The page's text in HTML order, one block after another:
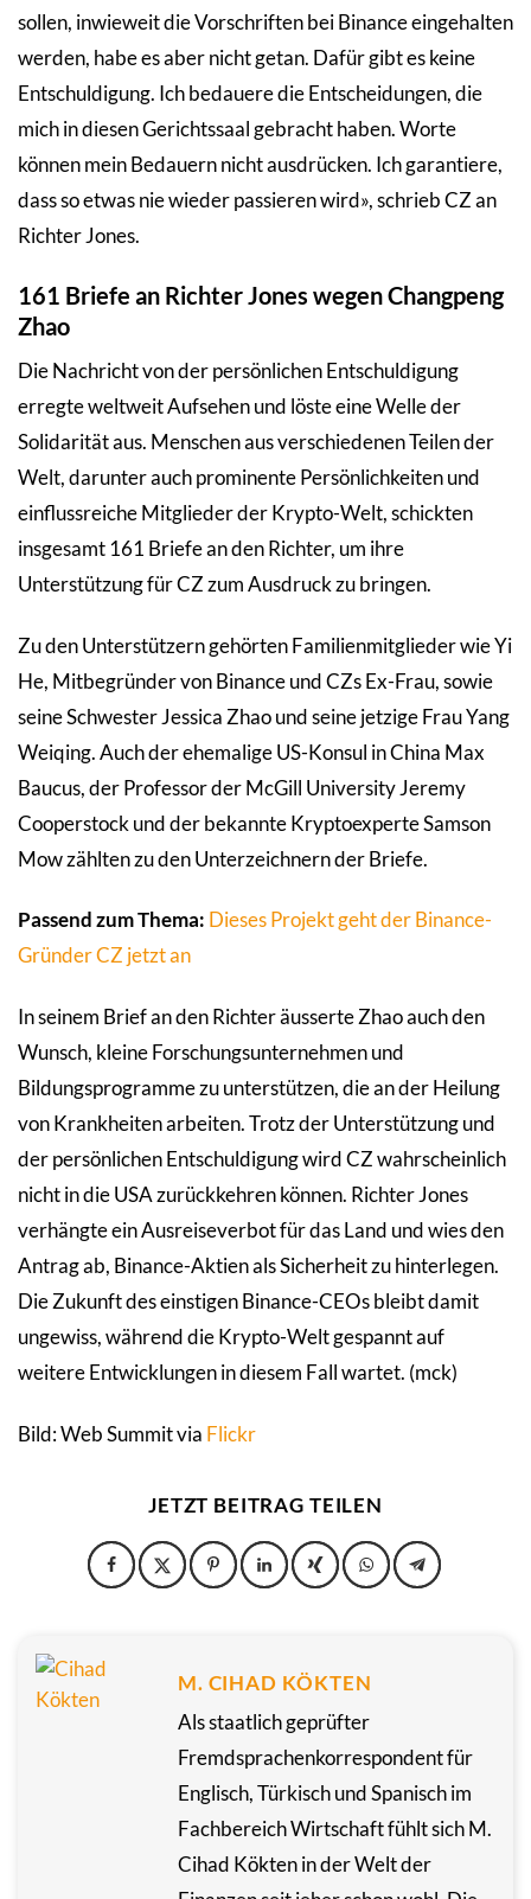
sollen, inwieweit die Vorschriften bei Binance eingehalten
werden, habe es aber nicht getan. Dafür gibt es keine
Entschuldigung. Ich bedauere die Entscheidungen, die
mich in diesen Gerichtssaal gebracht haben. Worte
können mein Bedauern nicht ausdrücken. Ich garantiere,
dass so etwas nie wieder passieren wird», schrieb CZ an
Richter Jones.
161 Briefe an Richter Jones wegen Changpeng
Zhao
Die Nachricht von der persönlichen Entschuldigung
erregte weltweit Aufsehen und löste eine Welle der
Solidarität aus. Menschen aus verschiedenen Teilen der
Welt, darunter auch prominente Persönlichkeiten und
einflussreiche Mitglieder der Krypto-Welt, schickten
insgesamt 161 Briefe an den Richter, um ihre
Unterstützung für CZ zum Ausdruck zu bringen.
Zu den Unterstützern gehörten Familienmitglieder wie Yi
He, Mitbegründer von Binance und CZs Ex-Frau, sowie
seine Schwester Jessica Zhao und seine jetzige Frau Yang
Weiqing. Auch der ehemalige US-Konsul in China Max
Baucus, der Professor der McGill University Jeremy
Cooperstock und der bekannte Kryptoexperte Samson
Mow zählten zu den Unterzeichnern der Briefe.
Passend zum Thema: Dieses Projekt geht der Binance-
Gründer CZ jetzt an
In seinem Brief an den Richter äusserte Zhao auch den
Wunsch, kleine Forschungsunternehmen und
Bildungsprogramme zu unterstützen, die an der Heilung
von Krankheiten arbeiten. Trotz der Unterstützung und
der persönlichen Entschuldigung wird CZ wahrscheinlich
nicht in die USA zurückkehren können. Richter Jones
verhängte ein Ausreiseverbot für das Land und wies den
Antrag ab, Binance-Aktien als Sicherheit zu hinterlegen.
Die Zukunft des einstigen Binance-CEOs bleibt damit
ungewiss, während die Krypto-Welt gespannt auf
weitere Entwicklungen in diesem Fall wartet. (mck)
Bild: Web Summit via Flickr
JETZT BEITRAG TEILEN
M. CIHAD KÖKTEN
Als staatlich geprüfter
Fremdsprachenkorrespondent für
Englisch, Türkisch und Spanisch im
Fachbereich Wirtschaft fühlt sich M.
Cihad Kökten in der Welt der